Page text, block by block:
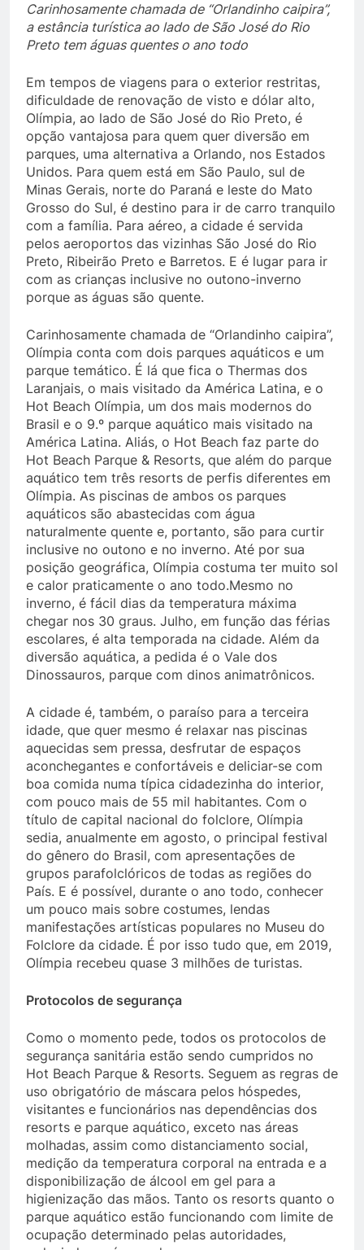
Carinhosamente chamada de “Orlandinho caipira”,
a estância turística ao lado de São José do Rio
Preto tem águas quentes o ano todo
Em tempos de viagens para o exterior restritas,
dificuldade de renovação de visto e dólar alto,
Olímpia, ao lado de São José do Rio Preto, é
opção vantajosa para quem quer diversão em
parques, uma alternativa a Orlando, nos Estados
Unidos. Para quem está em São Paulo, sul de
Minas Gerais, norte do Paraná e leste do Mato
Grosso do Sul, é destino para ir de carro tranquilo
com a família. Para aéreo, a cidade é servida
pelos aeroportos das vizinhas São José do Rio
Preto, Ribeirão Preto e Barretos. E é lugar para ir
com as crianças inclusive no outono-inverno
porque as águas são quente.
Carinhosamente chamada de “Orlandinho caipira”,
Olímpia conta com dois parques aquáticos e um
parque temático. É lá que fica o Thermas dos
Laranjais, o mais visitado da América Latina, e o
Hot Beach Olímpia, um dos mais modernos do
Brasil e o 9.º parque aquático mais visitado na
América Latina. Aliás, o Hot Beach faz parte do
Hot Beach Parque & Resorts, que além do parque
aquático tem três resorts de perfis diferentes em
Olímpia. As piscinas de ambos os parques
aquáticos são abastecidas com água
naturalmente quente e, portanto, são para curtir
inclusive no outono e no inverno. Até por sua
posição geográfica, Olímpia costuma ter muito sol
e calor praticamente o ano todo.Mesmo no
inverno, é fácil dias da temperatura máxima
chegar nos 30 graus. Julho, em função das férias
escolares, é alta temporada na cidade. Além da
diversão aquática, a pedida é o Vale dos
Dinossauros, parque com dinos animatrônicos.
A cidade é, também, o paraíso para a terceira
idade, que quer mesmo é relaxar nas piscinas
aquecidas sem pressa, desfrutar de espaços
aconchegantes e confortáveis e deliciar-se com
boa comida numa típica cidadezinha do interior,
com pouco mais de 55 mil habitantes. Com o
título de capital nacional do folclore, Olímpia
sedia, anualmente em agosto, o principal festival
do gênero do Brasil, com apresentações de
grupos parafolclóricos de todas as regiões do
País. E é possível, durante o ano todo, conhecer
um pouco mais sobre costumes, lendas
manifestações artísticas populares no Museu do
Folclore da cidade. É por isso tudo que, em 2019,
Olímpia recebeu quase 3 milhões de turistas.
Protocolos de segurança
Como o momento pede, todos os protocolos de
segurança sanitária estão sendo cumpridos no
Hot Beach Parque & Resorts. Seguem as regras de
uso obrigatório de máscara pelos hóspedes,
visitantes e funcionários nas dependências dos
resorts e parque aquático, exceto nas áreas
molhadas, assim como distanciamento social,
medição da temperatura corporal na entrada e a
disponibilização de álcool em gel para a
higienização das mãos. Tanto os resorts quanto o
parque aquático estão funcionando com limite de
ocupação determinado pelas autoridades,